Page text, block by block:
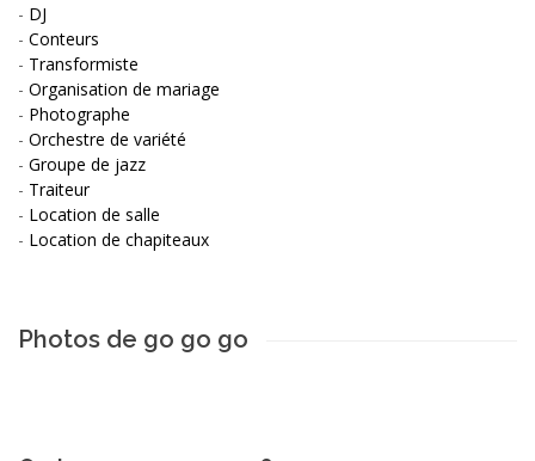
- DJ
- Conteurs
- Transformiste
- Organisation de mariage
- Photographe
- Orchestre de variété
- Groupe de jazz
- Traiteur
- Location de salle
- Location de chapiteaux
Photos de go go go